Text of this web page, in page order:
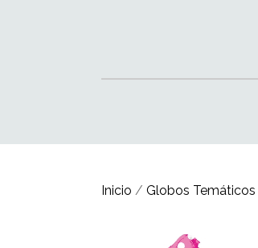
Inicio / Globos Temáticos